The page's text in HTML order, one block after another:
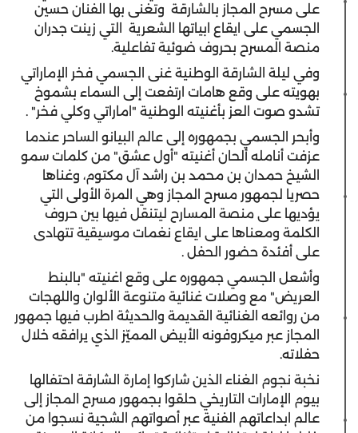
على مسرح المجاز بالشارقة وتغنى بها الفنان حسين
الجسمي على ايقاع ابياتها الشعرية التي زينت جدران
منصة المسرح بحروف ضوئية تفاعلية.
وفي ليلة الشارقة الوطنية غنى الجسمي فخر الإماراتي
بهويته على وقع هامات ارتفعت إلى السماء بشموخ
تشدو صوت العز بأغنيته الوطنية "اماراتي وكلي فخر" .
وأبحر الجسمي بجمهوره إلى عالم البيانو الساحر عندما
عزفت أنامله ألحان أغنيته "أول عشق" من كلمات سمو
الشيخ حمدان بن محمد بن راشد آل مكتوم، وغناها
حصريا لجمهور مسرح المجاز وهي المرة الأولى التي
يؤديها على منصة المسارح ليتنقل فيها بين حروف
الكلمة ومعناها على ايقاع نغمات موسيقية تتهادى
على أفئدة حضور الحفل .
وأشعل الجسمي جمهوره على وقع اغنيته "بالبنط
العريض" مع وصلات غنائية متنوعة الألوان واللهجات
من روائعه الغنائية القديمة والحديثة اطرب فيها جمهور
المجاز عبر ميكروفونه الأبيض المميّز الذي يرافقه خلال
حفلاته.
نخبة نجوم الغناء الذين شاركوا إمارة الشارقة احتفالها
بيوم الإمارات التاريخي حلقوا بجمهور مسرح المجاز إلى
عالم ابداعاتهم الفنية عبر أصواتهم الشجية نسجوا من